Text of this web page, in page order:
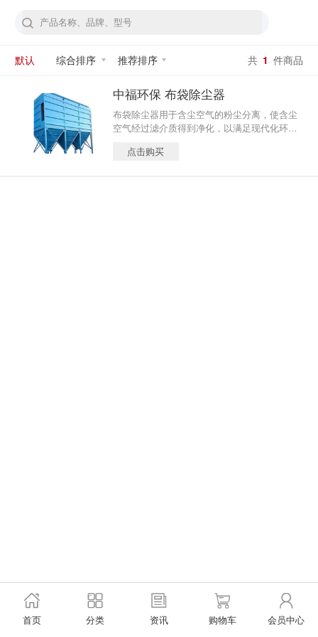
默认 综合排序 推荐排序 共 1 件商品
中福环保 布袋除尘器
布袋除尘器用于含尘空气的粉尘分离，使含尘
空气经过滤介质得到净化，以满足现代化环保
脉冲宽度及周期调节灵活，具有噪音小、电耗
点击购买
首页 分类 资讯 购物车 会员中心